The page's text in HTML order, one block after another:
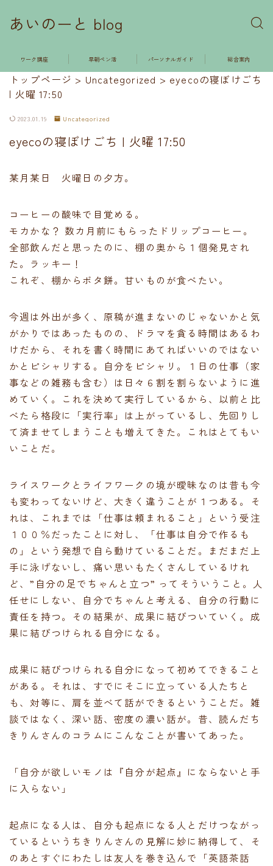
あいのーと blog
ワーク講座 早朝ペン活 パーソナルガイド 総合案内
トップページ > Uncategorized > eyecoの寝ぼけごち
| 火曜 17:50
2023.01.19 Uncategorized
eyecoの寝ぼけごち | 火曜 17:50
某月某日 火曜日の夕方。
コーヒーの酸味で目覚める。
モカかな？ 数カ月前にもらったドリップコーヒー。
全部飲んだと思ったのに、棚の奥から１個発見され
た。ラッキー！
これぞ、棚からボタ餅。甘いものが食べたい。
今週は外出が多く、原稿が進まないのじゃないかと気
がかりではあったものの、ドラマを貪る時間はあるわ
けだから、それを書く時間にあてればいいのではない
かとピシャリする。自分をピシャリ。１日の仕事（家
事などの雑務も含む）は日々６割を割らないように進
めていく。これを決めて実行しているから、以前と比
べたら格段に「実行率」は上がっているし、先回りし
て済ませてしまうことも増えてきた。これはとてもい
いことだ。
ライスワークとライフワークの境が曖昧なのは昔も今
も変わってないけど、大きく違うことが１つある。そ
れは、これまでは「仕事は頼まれること」という受注
１００％だったことに対し、「仕事は自分で作るも
の」という発想で自ら動けていることだ。まだまだ上
手に泳げないし、痛い思いもたくさんしているけれ
ど、”自分の足でちゃんと立つ” ってそういうこと。人
任せにしない、自分でちゃんと考える、自分の行動に
責任を持つ。その結果が、成果に結びついていく。成
果に結びつけられる自分になる。
成果に結びつけられる自分になって初めてできること
がある。それは、すでにそこに立っている人たちと
も、対等に、肩を並べて話ができるということだ。雑
談ではなく、深い話、密度の濃い話が。昔、読んだち
きりんさんのコラムにこんなことが書いてあった。
「自分が欲しいモノは『自分が起点』にならないと手
に入らない」
起点になる人は、自分も起点になる人とだけつながっ
ているというちきりんさんの見解に妙に納得して、そ
のあとすぐにわたしは友人を巻き込んで「英語茶話